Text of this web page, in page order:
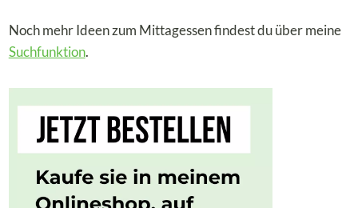
Noch mehr Ideen zum Mittagessen findest du über meine
Suchfunktion.